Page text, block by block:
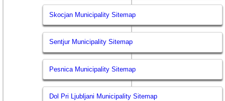
Skocjan Municipality Sitemap
Sentjur Municipality Sitemap
Pesnica Municipality Sitemap
Dol Pri Ljubljani Municipality Sitemap